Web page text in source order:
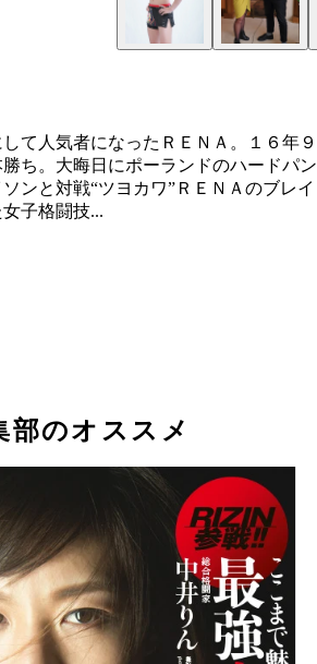
末、一夜にして人気者になったＲＥＮ
末、一夜にして人気者になったＲＥＮ
最強決定戦といえる
ャ・ガルシアと対戦
団体の最大手「インヴィクタＦＣ」の
朱加（右）。ＲＥＮＡ（左）がＭＭＡ
９０㎏と規格外の柔術世界王者ギャビ
ジル）は大晦日、おん年５２歳の“ミス
て人気者になったＲＥＮＡ。１６年９
ち。大晦日にポーランドのハードパン
ンと対戦“ツヨカワ”ＲＥＮＡのブレイ
子格闘技...
部のオススメ